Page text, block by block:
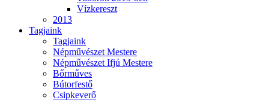
Vízkereszt
2013
Tagjaink
Tagjaink
Népművészet Mestere
Népművészet Ifjú Mestere
Bőrműves
Bútorfestő
Csipkeverő